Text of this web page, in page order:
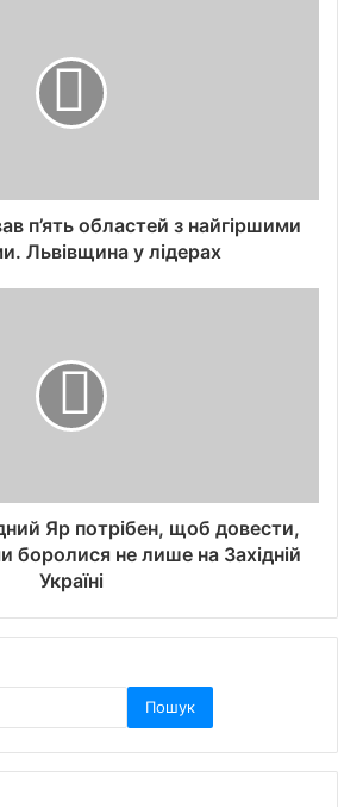
п’ять областей з найгіршими
Львівщина у лідерах
Яр потрібен, щоб довести,
боролися не лише на Західній
Україні
Пошук